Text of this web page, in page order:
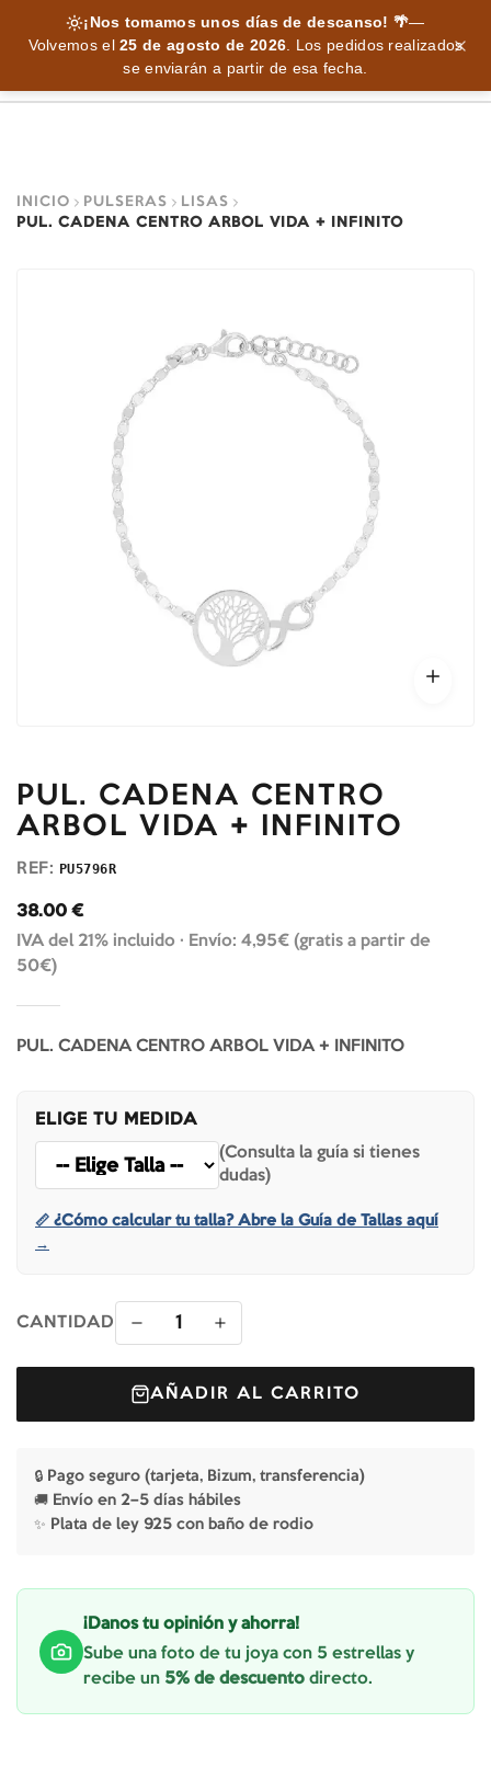
¡Nos tomamos unos días de descanso! 🌴—
Volvemos el25 de agosto de 2026. Los pedidos realizados
se enviarán a partir de esa fecha.
INICIO PULSERAS
LISAS
PUL. CADENA CENTRO ARBOL VIDA + INFINITO
PUL. CADENA CENTRO
ARBOL VIDA + INFINITO
REF: PU5796R
38.00 €
IVA del 21% incluido · Envío: 4,95€ (gratis a partir de
50€)
PUL. CADENA CENTRO ARBOL VIDA + INFINITO
ELIGE TU MEDIDA
(Consulta la guía si tienes
dudas)
📏 ¿Cómo calcular tu talla? Abre la Guía de Tallas aquí
→
CANTIDAD 1
AÑADIR AL CARRITO
🔒 Pago seguro (tarjeta, Bizum, transferencia)
🚚 Envío en 2–5 días hábiles
✨ Plata de ley 925 con baño de rodio
¡Danos tu opinión y ahorra!
Sube una foto de tu joya con 5 estrellas y
recibe un 5% de descuento directo.